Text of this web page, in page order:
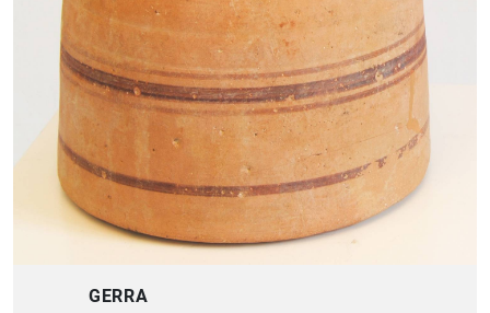
GERRA